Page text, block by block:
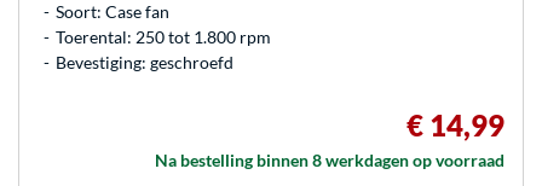
Soort: Case fan
Toerental: 250 tot 1.800 rpm
Bevestiging: geschroefd
€ 14,99
Na bestelling binnen 8 werkdagen op voorraad